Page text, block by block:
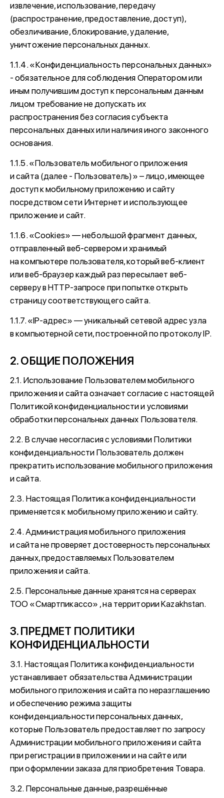
извлечение, использование, передачу
(распространение, предоставление, доступ),
обезличивание, блокирование, удаление,
уничтожение персональных данных.
1.1.4. «Конфиденциальность персональных данных»
- обязательное для соблюдения Оператором или
иным получившим доступ к персональным данным
лицом требование не допускать их
распространения без согласия субъекта
персональных данных или наличия иного законного
основания.
1.1.5. «Пользователь мобильного приложения
и сайта (далее - Пользователь)» – лицо, имеющее
доступ к мобильному приложению и сайту
посредством сети Интернет и использующее
приложение и сайт.
1.1.6. «Cookies» — небольшой фрагмент данных,
отправленный веб-сервером и хранимый
на компьютере пользователя, который веб-клиент
или веб-браузер каждый раз пересылает веб-
серверу в HTTP-запросе при попытке открыть
страницу соответствующего сайта.
1.1.7. «IP-адрес» — уникальный сетевой адрес узла
в компьютерной сети, построенной по протоколу IP.
2. ОБЩИЕ ПОЛОЖЕНИЯ
2.1. Использование Пользователем мобильного
приложения и сайта означает согласие с настоящей
Политикой конфиденциальности и условиями
обработки персональных данных Пользователя.
2.2. В случае несогласия с условиями Политики
конфиденциальности Пользователь должен
прекратить использование мобильного приложения
и сайта.
2.3. Настоящая Политика конфиденциальности
применяется к мобильному приложению и сайту.
2.4. Администрация мобильного приложения
и сайта не проверяет достоверность персональных
данных, предоставляемых Пользователем
приложения и сайта.
2.5. Персональные данные хранятся на серверах
TOO «Смартпикассо» , на территории Kazakhstan.
3. ПРЕДМЕТ ПОЛИТИКИ
КОНФИДЕНЦИАЛЬНОСТИ
3.1. Настоящая Политика конфиденциальности
устанавливает обязательства Администрации
мобильного приложения и сайта по неразглашению
и обеспечению режима защиты
конфиденциальности персональных данных,
которые Пользователь предоставляет по запросу
Администрации мобильного приложения и сайта
при регистрации в приложении и на сайте или
при оформлении заказа для приобретения Товара.
3.2. Персональные данные, разрешённые